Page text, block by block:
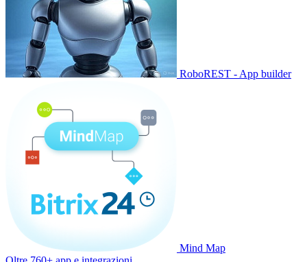
RoboREST - App builder
Mind Map